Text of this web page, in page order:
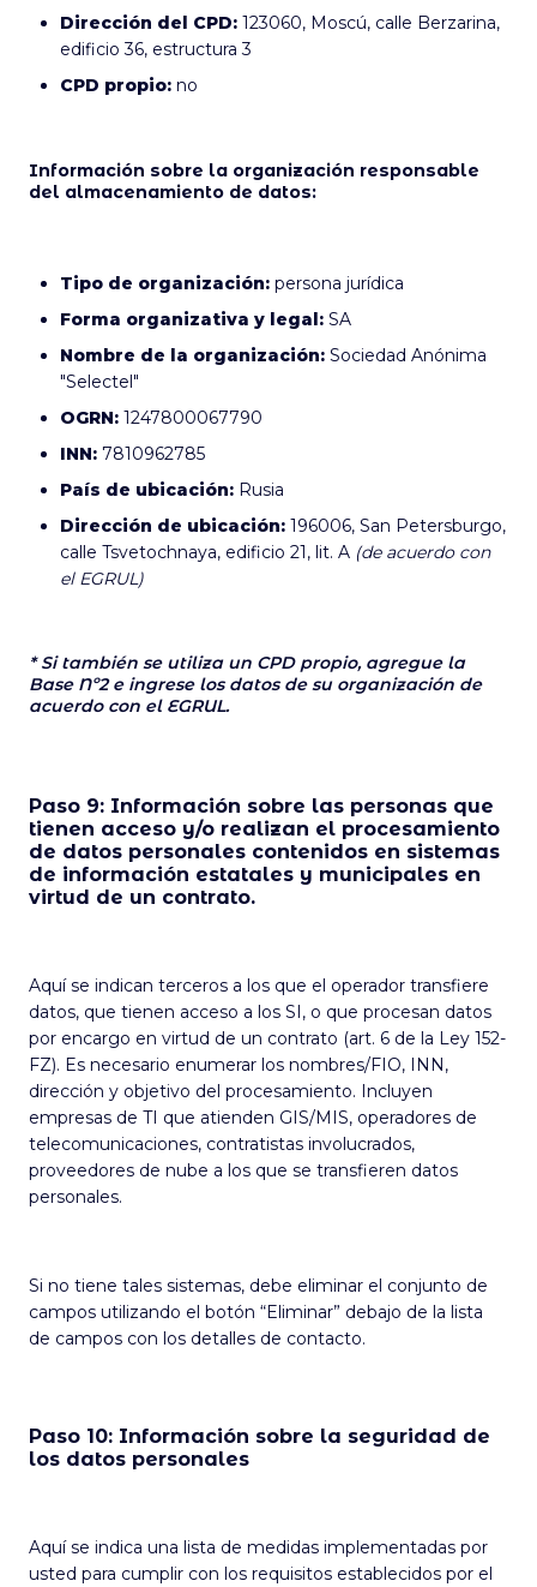
Dirección del CPD: 123060, Moscú, calle Berzarina,
edificio 36, estructura 3
CPD propio: no
Información sobre la organización responsable
del almacenamiento de datos:
Tipo de organización: persona jurídica
Forma organizativa y legal: SA
Nombre de la organización: Sociedad Anónima
"Selectel"
OGRN: 1247800067790
INN: 7810962785
País de ubicación: Rusia
Dirección de ubicación: 196006, San Petersburgo,
calle Tsvetochnaya, edificio 21, lit. A (de acuerdo con
el EGRUL)
* Si también se utiliza un CPD propio, agregue la
Base Nº2 e ingrese los datos de su organización de
acuerdo con el EGRUL.
Paso 9: Información sobre las personas que
tienen acceso y/o realizan el procesamiento
de datos personales contenidos en sistemas
de información estatales y municipales en
virtud de un contrato.
Aquí se indican terceros a los que el operador transfiere
datos, que tienen acceso a los SI, o que procesan datos
por encargo en virtud de un contrato (art. 6 de la Ley 152-
FZ). Es necesario enumerar los nombres/FIO, INN,
dirección y objetivo del procesamiento. Incluyen
empresas de TI que atienden GIS/MIS, operadores de
telecomunicaciones, contratistas involucrados,
proveedores de nube a los que se transfieren datos
personales.
Si no tiene tales sistemas, debe eliminar el conjunto de
campos utilizando el botón “Eliminar” debajo de la lista
de campos con los detalles de contacto.
Paso 10: Información sobre la seguridad de
los datos personales
Aquí se indica una lista de medidas implementadas por
usted para cumplir con los requisitos establecidos por el